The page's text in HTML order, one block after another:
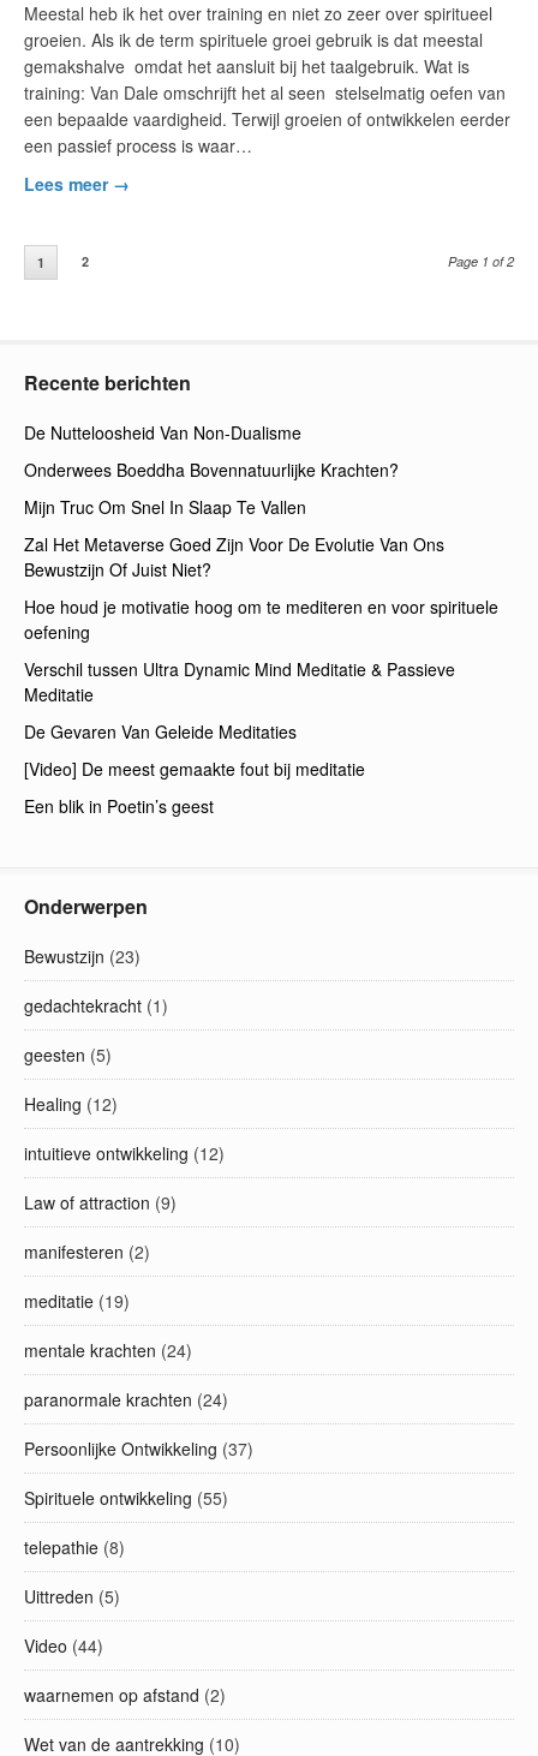
Meestal heb ik het over training en niet zo zeer over spiritueel
groeien. Als ik de term spirituele groei gebruik is dat meestal
gemakshalve omdat het aansluit bij het taalgebruik. Wat is
training: Van Dale omschrijft het al seen stelselmatig oefen van
een bepaalde vaardigheid. Terwijl groeien of ontwikkelen eerder
een passief process is waar…
Lees meer →
1 2 Page 1 of 2
Recente berichten
De Nutteloosheid Van Non-Dualisme
Onderwees Boeddha Bovennatuurlijke Krachten?
Mijn Truc Om Snel In Slaap Te Vallen
Zal Het Metaverse Goed Zijn Voor De Evolutie Van Ons
Bewustzijn Of Juist Niet?
Hoe houd je motivatie hoog om te mediteren en voor spirituele
oefening
Verschil tussen Ultra Dynamic Mind Meditatie & Passieve
Meditatie
De Gevaren Van Geleide Meditaties
[Video] De meest gemaakte fout bij meditatie
Een blik in Poetin’s geest
Onderwerpen
Bewustzijn (23)
gedachtekracht (1)
geesten (5)
Healing (12)
intuitieve ontwikkeling (12)
Law of attraction (9)
manifesteren (2)
meditatie (19)
mentale krachten (24)
paranormale krachten (24)
Persoonlijke Ontwikkeling (37)
Spirituele ontwikkeling (55)
telepathie (8)
Uittreden (5)
Video (44)
waarnemen op afstand (2)
Wet van de aantrekking (10)